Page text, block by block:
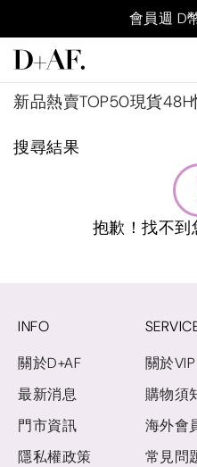
會員週 D
新品熱賣TOP50現貨
搜尋結果
抱歉！找不
INFO
關於D+AF
最新消息
門市資訊
隱私權政策
關於VIP
購物須
海外會
常見問